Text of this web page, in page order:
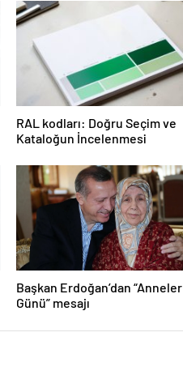
RAL kodları: Doğru Seçim ve
Kataloğun İncelenmesi
Başkan Erdoğan’dan “Anneler
Günü” mesajı